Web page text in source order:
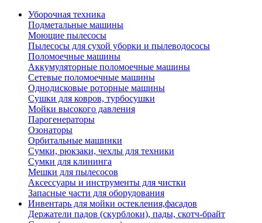
Уборочная техника
Подметальные машины
Моющие пылесосы
Пылесосы для сухой уборки и пылеводососы
Поломоечные машины
Аккумуляторные поломоечные машины
Сетевые поломоечные машины
Однодисковые роторные машины
Сушки для ковров, турбосушки
Мойки высокого давления
Парогенераторы
Озонаторы
Орбитальные машинки
Сумки, рюкзаки, чехлы для техники
Сумки для клининга
Мешки для пылесосов
Аксессуары и инструменты для чистки
Запасные части для оборудования
Инвентарь для мойки остекления,фасадов
Держатели падов (скурблоки), пады, скотч-брайт